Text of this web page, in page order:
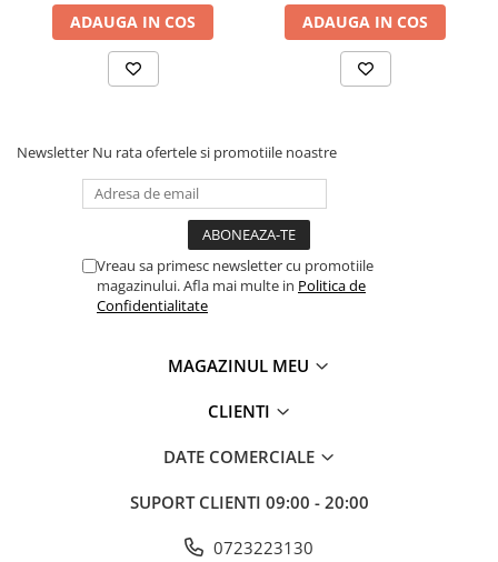
ADAUGA IN COS ADAUGA IN COS
Newsletter Nu rata ofertele si promotiile noastre
Vreau sa primesc newsletter cu promotiile
magazinului. Afla mai multe in Politica de
Confidentialitate
MAGAZINUL MEU
CLIENTI
DATE COMERCIALE
SUPORT CLIENTI 09:00 - 20:00
0723223130